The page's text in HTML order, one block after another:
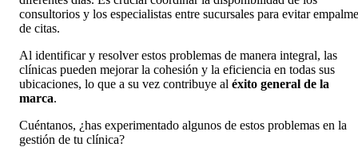
consultorios y los especialistas entre sucursales para evitar
de citas.
Al identificar y resolver estos problemas de manera integral, las
clínicas pueden mejorar la cohesión y la eficiencia en todas sus
ubicaciones, lo que a su vez contribuye al éxito general de la
marca.
Cuéntanos, ¿has experimentado algunos de estos problemas en la
gestión de tu clínica?